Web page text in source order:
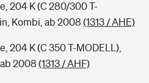
204 K (C 280/300 T-
Kombi, ab 2008 (1313 / AHE)
204 K (C 350 T-MODELL),
2008 (1313 / AHF)